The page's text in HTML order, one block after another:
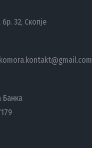
32, Скопје
Банка